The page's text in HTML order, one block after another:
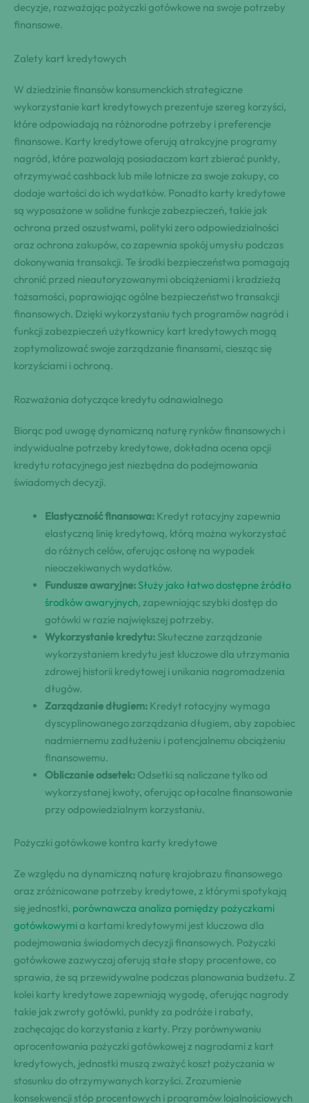
decyzje, rozważając pożyczki gotówkowe na swoje potrzeby
finansowe.
Zalety kart kredytowych
W dziedzinie finansów konsumenckich strategiczne
wykorzystanie kart kredytowych prezentuje szereg korzyści,
które odpowiadają na różnorodne potrzeby i preferencje
finansowe. Karty kredytowe oferują atrakcyjne programy
nagród, które pozwalają posiadaczom kart zbierać punkty,
otrzymywać cashback lub mile lotnicze za swoje zakupy, co
dodaje wartości do ich wydatków. Ponadto karty kredytowe
są wyposażone w solidne funkcje zabezpieczeń, takie jak
ochrona przed oszustwami, polityki zero odpowiedzialności
oraz ochrona zakupów, co zapewnia spokój umysłu podczas
dokonywania transakcji. Te środki bezpieczeństwa pomagają
chronić przed nieautoryzowanymi obciążeniami i kradzieżą
tożsamości, poprawiając ogólne bezpieczeństwo transakcji
finansowych. Dzięki wykorzystaniu tych programów nagród i
funkcji zabezpieczeń użytkownicy kart kredytowych mogą
zoptymalizować swoje zarządzanie finansami, ciesząc się
korzyściami i ochroną.
Rozważania dotyczące kredytu odnawialnego
Biorąc pod uwagę dynamiczną naturę rynków finansowych i
indywidualne potrzeby kredytowe, dokładna ocena opcji
kredytu rotacyjnego jest niezbędna do podejmowania
świadomych decyzji.
Elastyczność finansowa: Kredyt rotacyjny zapewnia
elastyczną linię kredytową, którą można wykorzystać
do różnych celów, oferując osłonę na wypadek
nieoczekiwanych wydatków.
Fundusze awaryjne:Służy jako łatwo dostępne źródło
środków awaryjnych, zapewniając szybki dostęp do
gotówki w razie największej potrzeby.
Wykorzystanie kredytu: Skuteczne zarządzanie
wykorzystaniem kredytu jest kluczowe dla utrzymania
zdrowej historii kredytowej i unikania nagromadzenia
długów.
Zarządzanie długiem: Kredyt rotacyjny wymaga
dyscyplinowanego zarządzania długiem, aby zapobiec
nadmiernemu zadłużeniu i potencjalnemu obciążeniu
finansowemu.
Obliczanie odsetek: Odsetki są naliczane tylko od
wykorzystanej kwoty, oferując opłacalne finansowanie
przy odpowiedzialnym korzystaniu.
Pożyczki gotówkowe kontra karty kredytowe
Ze względu na dynamiczną naturę krajobrazu finansowego
oraz zróżnicowane potrzeby kredytowe, z którymi spotykają
się jednostki, porównawcza analiza pomiędzy pożyczkami
gotówkowymi a kartami kredytowymi jest kluczowa dla
podejmowania świadomych decyzji finansowych. Pożyczki
gotówkowe zazwyczaj oferują stałe stopy procentowe, co
sprawia, że są przewidywalne podczas planowania budżetu. Z
kolei karty kredytowe zapewniają wygodę, oferując nagrody
takie jak zwroty gotówki, punkty za podróże i rabaty,
zachęcając do korzystania z karty. Przy porównywaniu
oprocentowania pożyczki gotówkowej z nagrodami z kart
kredytowych, jednostki muszą zważyć koszt pożyczania w
stosunku do otrzymywanych korzyści. Zrozumienie
konsekwencji stóp procentowych i programów lojalnościowych